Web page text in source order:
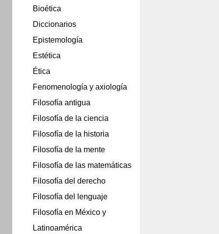
Bioética
Diccionarios
Epistemología
Estética
Ética
Fenomenología y axiología
Filosofía antigua
Filosofía de la ciencia
Filosofía de la historia
Filosofía de la mente
Filosofía de las matemáticas
Filosofía del derecho
Filosofía del lenguaje
Filosofía en México y
Latinoamérica